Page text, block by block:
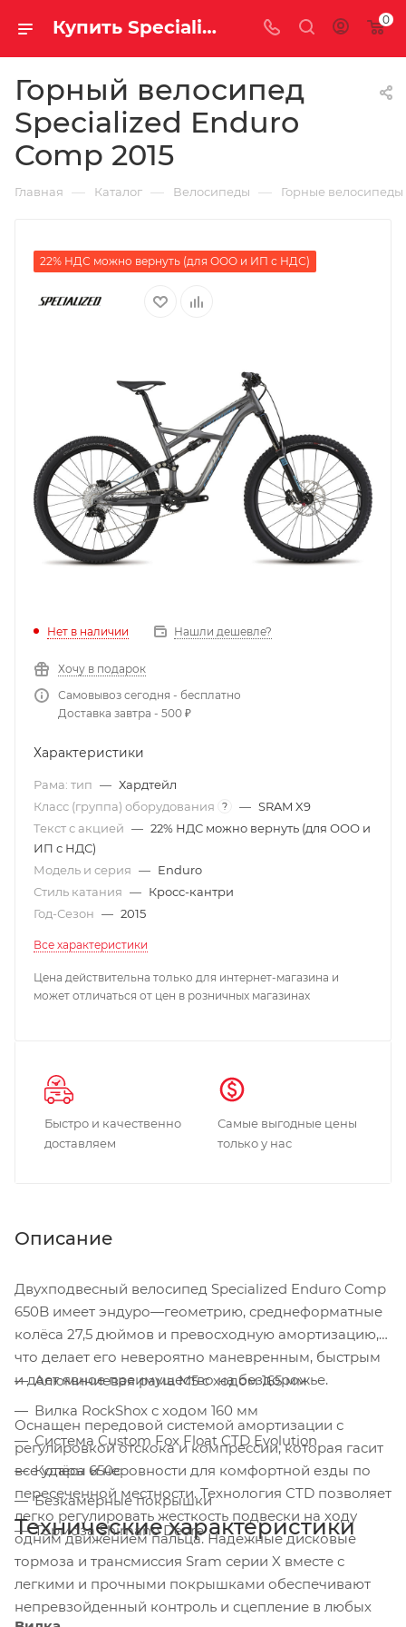
Купить Specialized Enduro Comp 2015 за рублей, а со скидкой 0
Горный велосипед
Specialized Enduro
Comp 2015
Главная — Каталог — Велосипеды — Горные велосипеды
22% НДС можно вернуть (для ООО и ИП с НДС)
Нет в наличии Нашли дешевле?
Хочу в подарок
Самовывоз сегодня - бесплатно
Доставка завтра - 500 ₽
Характеристики
Рама: тип — Хардтейл
Класс (группа) оборудования
? — SRAM X9
Текст с акцией — 22% НДС можно вернуть (для ООО и
ИП с НДС)
Модель и серия — Enduro
Стиль катания — Кросс-кантри
Год-Сезон — 2015
Все характеристики
Цена действительна только для интернет-магазина и
может отличаться от цен в розничных магазинах
Быстро и качественно
доставляем
Самые выгодные цены
только у нас
Описание
Двухподвесный велосипед Specialized Enduro Comp
650B имеет эндуро—геометрию, среднеформатные
колёса 27,5 дюймов и превосходную амортизацию,
что делает его невероятно маневренным, быстрым
и дает явное преимущество на бездорожье.
Оснащен передовой системой амортизации с
регулировкой отскока и компрессии, которая гасит
все удары и неровности для комфортной езды по
пересеченной местности. Технология CTD позволяет
легко регулировать жесткость подвески на ходу
одним движением пальца. Надежные дисковые
тормоза и трансмиссия Sram серии X вместе с
легкими и прочными покрышками обеспечивают
непревзойденный контроль и сцепление в любых
Алюминиевая рама M5 с ходом 165 мм
Вилка RockShox с ходом 160 мм
Система Custom Fox Float CTD Evolution
Колёса 650с
Безкамерные покрышки
Тормоза Shimano Deore
Технические характеристики